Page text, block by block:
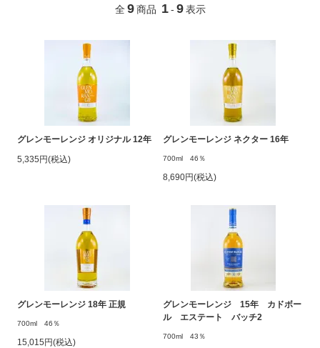
全 9 商品 1 - 9 表示
グレンモーレンジ オリジナル 12年
5,335円(税込)
グレンモーレンジ ネクター 16年
700ml 46％
8,690円(税込)
グレンモーレンジ 18年 正規
700ml 46％
15,015円(税込)
グレンモーレンジ 15年 カドボー
ル エステート バッチ2
700ml 43％